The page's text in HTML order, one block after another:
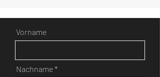
Vorname
Nachname